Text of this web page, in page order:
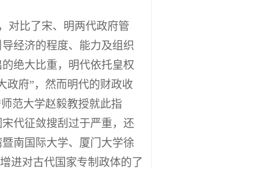
对比了宋、明两代政府管
经济的程度、能力及组织
绝大比重，明代依托皇权
政府”，然而明代的财政收
范大学赵毅教授就此指
代征敛搜刮过于严重，还
南国际大学、厦门大学徐
进对古代国家专制政体的了